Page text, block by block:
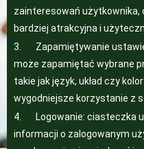
zainteresowań użytkownika,
bardziej atrakcyjna i
3. Zapamiętywanie
może zapamiętać wybrane
takie jak język, układ czy
wygodniejsze korzystanie z
4. Logowanie: ciasteczka
informacji o zalogowanym